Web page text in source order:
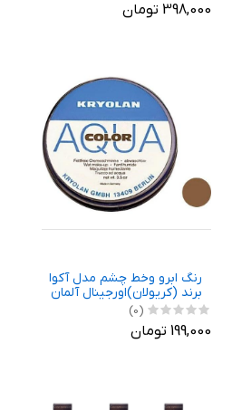
398,000 تومان
رنگ ابرو وخط چشم مدل آکوا
برند (کریولان)اورجینال آلمان
(0)
199,000 تومان